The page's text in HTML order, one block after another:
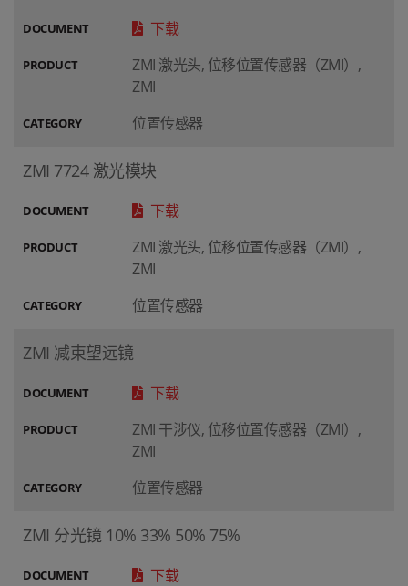
DOCUMENT 下载
PRODUCT
ZMI 激光头, 位移位置传感器（ZMI）,
ZMI
CATEGORY 位置传感器
ZMI 7724 激光模块
DOCUMENT 下载
PRODUCT
ZMI 激光头, 位移位置传感器（ZMI）,
ZMI
CATEGORY 位置传感器
ZMI 减束望远镜
DOCUMENT 下载
PRODUCT
ZMI 干涉仪, 位移位置传感器（ZMI）,
ZMI
CATEGORY 位置传感器
ZMI 分光镜 10% 33% 50% 75%
DOCUMENT 下载